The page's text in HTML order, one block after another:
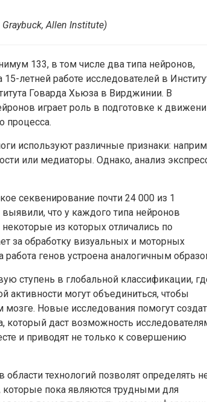
Allen Institute)
133, в том числе два типа нейронов,
летней работе исследователей в
Говарда Хьюза в Вирджинии. В
играет роль в подготовке к
процесса.
используют различные признаки:
или медиаторы. Однако, анализ
секвенирование почти 24 000 из 1
что у каждого типа нейронов
из которых отличались по
за обработку визуальных и моторных
генов устроена аналогичным
ступень в глобальной классификации,
активности могут объединиться, чтобы
Новые исследования помогут
который даст возможность
и приводят не только к совершению
технологий позволят определять
которые пока являются трудными для